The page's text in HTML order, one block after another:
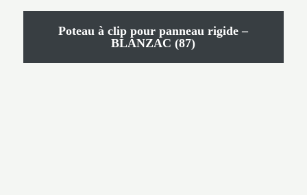
Poteau à clip pour panneau rigide –
BLANZAC (87)